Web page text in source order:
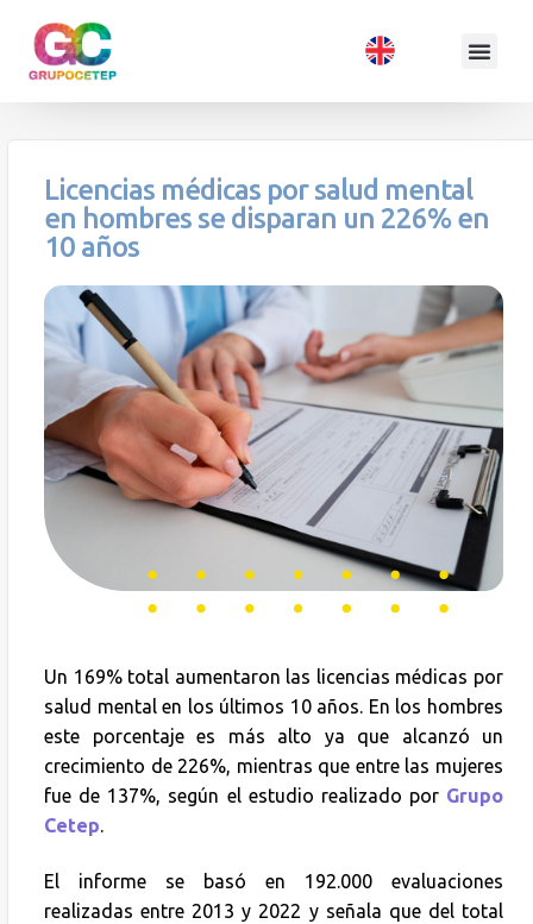
Licencias médicas por salud mental
en hombres se disparan un 226% en
10 años
Un 169% total aumentaron las licencias médicas por
salud mental en los últimos 10 años. En los hombres
este porcentaje es más alto ya que alcanzó un
crecimiento de 226%, mientras que entre las mujeres
fue de 137%, según el estudio realizado por Grupo
Cetep
El informe se basó en 192.000 evaluaciones
realizadas entre 2013 y 2022 y señala que del total